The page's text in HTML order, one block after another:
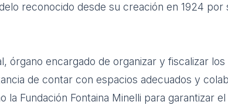
reconocido desde su creación en 1924 por
órgano encargado de organizar y fiscalizar
de contar con espacios adecuados y
la Fundación Fontaina Minelli para garantizar